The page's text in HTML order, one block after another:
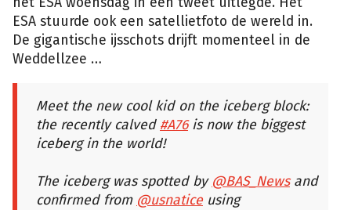
ESA stuurde ook een satellietfoto de wereld in.
De gigantische ijsschots drijft momenteel in de
Weddellzee …
Meet the new cool kid on the iceberg block:
the recently calved #A76is now the biggest
iceberg in the world!
The iceberg was spotted by @BAS_Newsand
confirmed from @usnaticeusing